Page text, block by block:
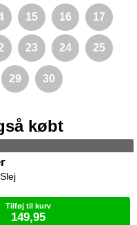
15 16 17
23 24 25
29 30
købt
Tilføj til kurv
149,95